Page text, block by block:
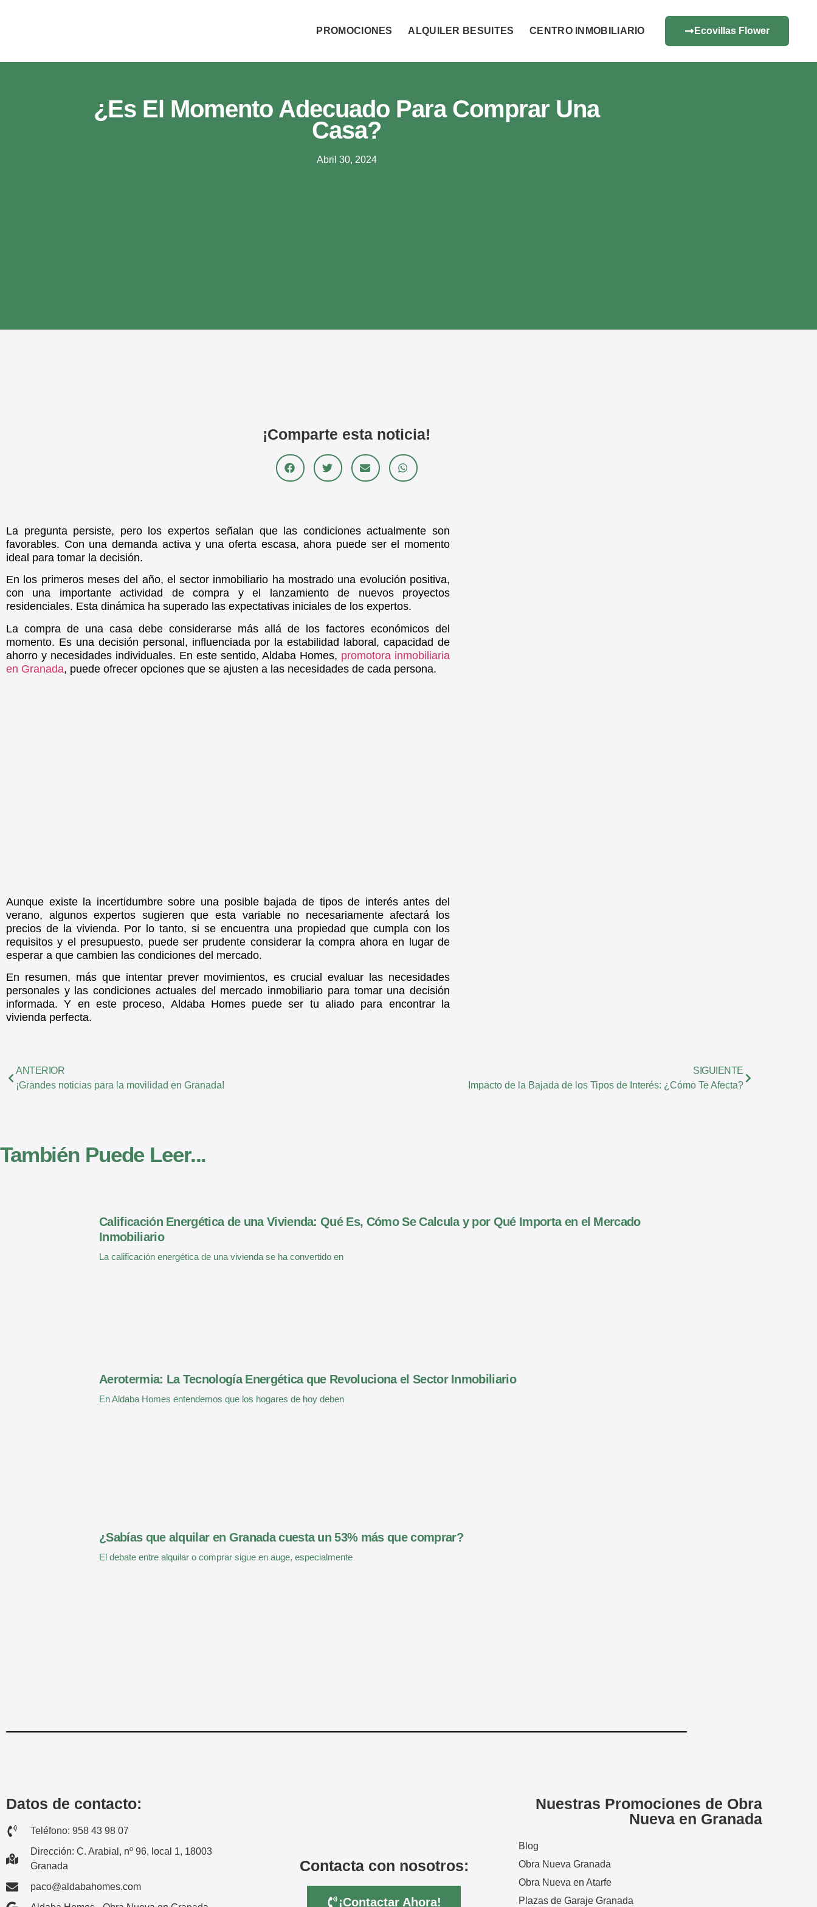
PROMOCIONES ALQUILER BESUITES CENTRO INMOBILIARIO Ecovillas Flower
¿Es El Momento Adecuado Para Comprar Una
Casa?
Abril 30, 2024
¡Comparte esta noticia!
La pregunta persiste, pero los expertos señalan que las condiciones actualmente son
favorables. Con una demanda activa y una oferta escasa, ahora puede ser el momento
ideal para tomar la decisión.
En los primeros meses del año, el sector inmobiliario ha mostrado una evolución positiva,
con una importante actividad de compra y el lanzamiento de nuevos proyectos
residenciales. Esta dinámica ha superado las expectativas iniciales de los expertos.
La compra de una casa debe considerarse más allá de los factores económicos del
momento. Es una decisión personal, influenciada por la estabilidad laboral, capacidad de
ahorro y necesidades individuales. En este sentido, Aldaba Homes, promotora inmobiliaria
en Granada, puede ofrecer opciones que se ajusten a las necesidades de cada persona.
Aunque existe la incertidumbre sobre una posible bajada de tipos de interés antes del
verano, algunos expertos sugieren que esta variable no necesariamente afectará los
precios de la vivienda. Por lo tanto, si se encuentra una propiedad que cumpla con los
requisitos y el presupuesto, puede ser prudente considerar la compra ahora en lugar de
esperar a que cambien las condiciones del mercado.
En resumen, más que intentar prever movimientos, es crucial evaluar las necesidades
personales y las condiciones actuales del mercado inmobiliario para tomar una decisión
informada. Y en este proceso, Aldaba Homes puede ser tu aliado para encontrar la
vivienda perfecta.
ANTERIOR
¡Grandes noticias para la movilidad en Granada!
SIGUIENTE
Impacto de la Bajada de los Tipos de Interés: ¿Cómo Te Afecta?
También Puede Leer...
Calificación Energética de una Vivienda: Qué Es, Cómo Se Calcula y por Qué Importa en el Mercado
Inmobiliario
La calificación energética de una vivienda se ha convertido en
Aerotermia: La Tecnología Energética que Revoluciona el Sector Inmobiliario
En Aldaba Homes entendemos que los hogares de hoy deben
¿Sabías que alquilar en Granada cuesta un 53% más que comprar?
El debate entre alquilar o comprar sigue en auge, especialmente
Datos de contacto:
Teléfono: 958 43 98 07
Dirección: C. Arabial, nº 96, local 1, 18003
Granada
paco@aldabahomes.com
Contacta con nosotros:
¡Contactar Ahora!
Nuestras Promociones de Obra
Nueva en Granada
Blog
Obra Nueva Granada
Obra Nueva en Atarfe
Plazas de Garaje Granada